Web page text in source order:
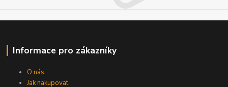
Informace pro zákazníky
O nás
Jak nakupovat